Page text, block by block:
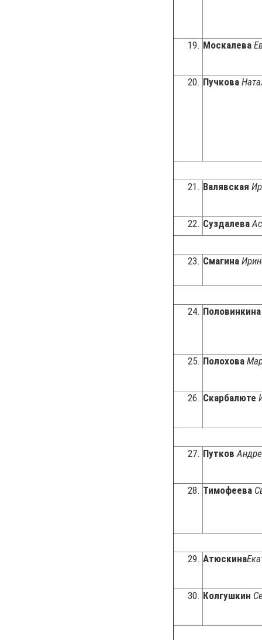
19. Москалева
20. Пучкова
21. Валявская
22. Суздалева
23. Смагина
24.
25. Полохова
26. Скарбалюте
27. Путков
28. Тимофеева
29. Атюскина
30. Колгушкин